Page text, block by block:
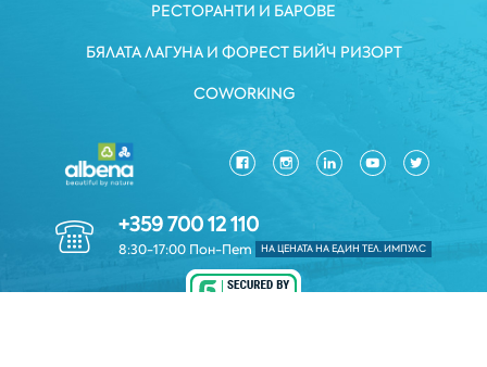
РЕСТОРАНТИ И БАРОВЕ
БЯЛАТА ЛАГУНА И ФОРЕСТ БИЙЧ РИЗОРТ
COWORKING
+359 700 12 110
8:30-17:00 Пон-Пет НА ЦЕНАТА НА ЕДИН ТЕЛ. ИМПУЛС